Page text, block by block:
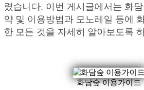
렸습니다. 이번 게시글에서는 화
약 및 이용방법과 모노레일 등에
한 모든 것을 자세히 알아보도록
화담숲 이용가이드